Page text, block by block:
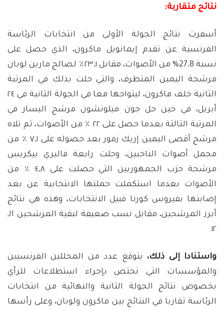
نتائج متقاربة:
أسفرت نتائج الجولة الأولى من انتخابات الرئاسة
الفرنسية عن تقدم إيمانويل ماكرون، الذي حصل على
نسبة 27,8% من الأصوات، مقابل ٢٣,١٪ لصالح مارين لوبان
مرشحة اليمين المتطرف، والتي حلت بذلك في المرتبة
الثانية خلف ماكرون، ليتواجها معا في الجولة الثانية في ٢٤
أبريل، في حين حل جون ميلونشون مرشح اليسار في
المرتبة الثالثة بعدما حصل على ٢٢ ٪ من الأصوات، ثم تلاه
مرشح أقصى اليمين إريك زمور بعد حصوله على ٧,١ ٪ من
مجمل أصوات الناخبين، وحلت رابعة فاليري بيكريس
مرشحة حزب الجمهوريين التي حصلت على ٤,٨ ٪ من
الأصوات بعدما استكملت حملتها الانتخابية عن بعد
إصابتها بفيروس كورنا قبيل الانتخابات، وهذه هي نتائج
أبرز المرشحين، مقابل نسب ضعيفة لبقية المرشحين الـ
١٢.
واستنادا إلى ذلك، يتوقع عدد من المحللين الفرنسيين
والمؤسسات التي تختص بإجراء استطلاعات للرأي
بخصوص نتائج الجولة الثانية والنهائية من انتخابات
الرئاسة تقاربا في النتائج بين ماكرون ولوبان، وعلى رأسها